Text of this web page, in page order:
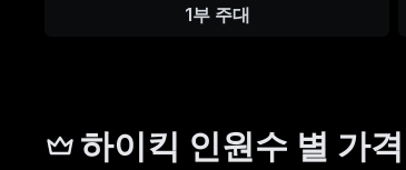
1부 주대
하이킥 인원수 별 가격